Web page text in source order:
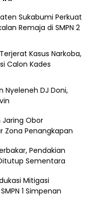
Sukabumi Perkuat
Remaja di SMPN 2
Kasus Narkoba,
Calon Kades
Nyeleneh DJ Doni,
Obor
Zona Penangkapan
Pendakian
Sementara
Mitigasi
1 Simpenan